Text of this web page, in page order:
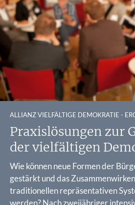
ALLIANZ VIELFÄLTIGE DEMOKRATIE -
Praxislösungen zur
der vielfältigen
Wie können neue Formen der
gestärkt und das
traditionellen repräsentativen
werden? Nach zweijähriger